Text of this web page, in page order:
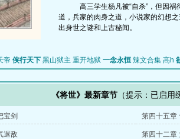
高三学生杨凡被“自杀”，但因祸
道，兵家的肉身之道，小说家的幻想
出身世之谜和上古秘闻。
帝 侠行天下 黑山狱主 重开地狱 一念永恒 辣文合集 高h
《将世》最新章节 （提示：已启
宝剑 第四十五章
退敌 第四十二章